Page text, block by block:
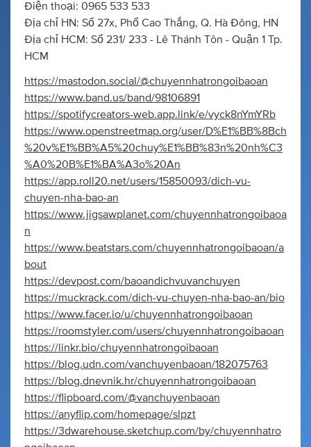
Điện thoại: 0965 533 533
Địa chỉ HN: Số 27x, Phố Cao Thắng, Q. Hà Đông, HN
Địa chỉ HCM: Số 231/ 233 - Lê Thánh Tôn - Quận 1 Tp.
HCM
https://mastodon.social/@chuyennhatrongoibaoan
https://www.band.us/band/98106891
https://spotifycreators-web.app.link/e/vyck8nYmYRb
https://www.openstreetmap.org/user/D%E1%BB%8Bch
%20v%E1%BB%A5%20chuy%E1%BB%83n%20nh%C3
%A0%20B%E1%BA%A3o%20An
https://app.roll20.net/users/15850093/dich-vu-
chuyen-nha-bao-an
https://www.jigsawplanet.com/chuyennhatrongoibaoa
n
https://www.beatstars.com/chuyennhatrongoibaoan/a
bout
https://devpost.com/baoandichvuvanchuyen
https://muckrack.com/dich-vu-chuyen-nha-bao-an/bio
https://www.facer.io/u/chuyennhatrongoibaoan
https://roomstyler.com/users/chuyennhatrongoibaoan
https://linkr.bio/chuyennhatrongoibaoan
https://blog.udn.com/vanchuyenbaoan/182075763
https://blog.dnevnik.hr/chuyennhatrongoibaoan
https://flipboard.com/@vanchuyenbaoan
https://anyflip.com/homepage/slpzt
https://3dwarehouse.sketchup.com/by/chuyennhatro